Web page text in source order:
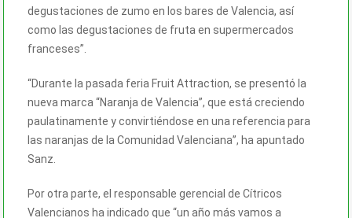
degustaciones de zumo en los bares de Valencia, así
como las degustaciones de fruta en supermercados
franceses”.
“Durante la pasada feria Fruit Attraction, se presentó la
nueva marca “Naranja de Valencia”, que está creciendo
paulatinamente y convirtiéndose en una referencia para
las naranjas de la Comunidad Valenciana”, ha apuntado
Sanz.
Por otra parte, el responsable gerencial de Cítricos
Valencianos ha indicado que “un año más vamos a